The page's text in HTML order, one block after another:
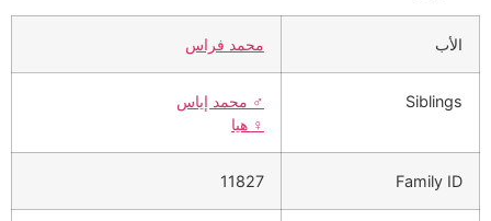
الأب محمد فراس
Siblings
♂️ محمد إياس
♀️ هيا
Family ID
11827